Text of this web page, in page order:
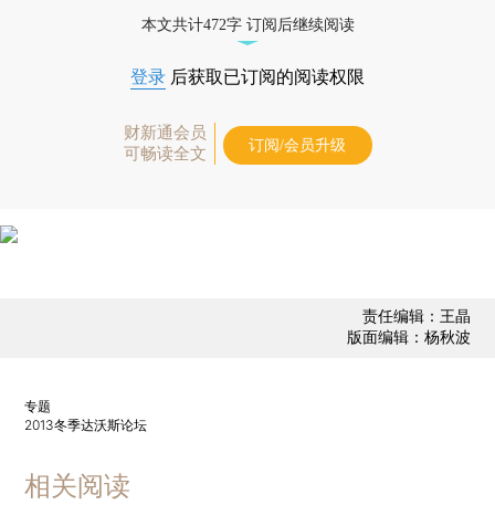
本文共计472字 订阅后继续阅读
登录 后获取已订阅的阅读权限
财新通会员
可畅读全文
订阅/会员升级
责任编辑：王晶
版面编辑：杨秋波
专题
2013冬季达沃斯论坛
相关阅读